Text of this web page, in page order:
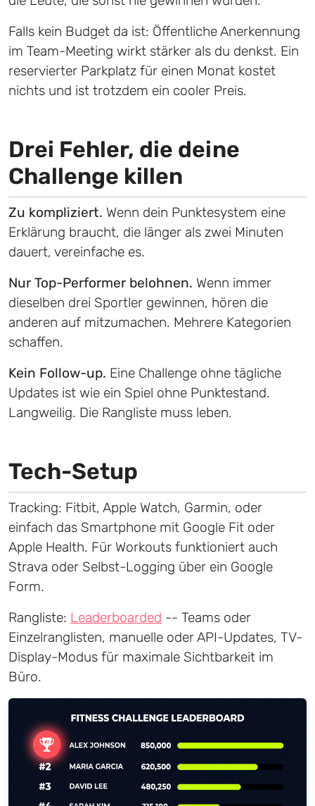
Falls kein Budget da ist: Öffentliche Anerkennung
im Team-Meeting wirkt stärker als du denkst. Ein
reservierter Parkplatz für einen Monat kostet
nichts und ist trotzdem ein cooler Preis.
Drei Fehler, die deine
Challenge killen
Zu kompliziert. Wenn dein Punktesystem eine
Erklärung braucht, die länger als zwei Minuten
dauert, vereinfache es.
Nur Top-Performer belohnen. Wenn immer
dieselben drei Sportler gewinnen, hören die
anderen auf mitzumachen. Mehrere Kategorien
schaffen.
Kein Follow-up. Eine Challenge ohne tägliche
Updates ist wie ein Spiel ohne Punktestand.
Langweilig. Die Rangliste muss leben.
Tech-Setup
Tracking: Fitbit, Apple Watch, Garmin, oder
einfach das Smartphone mit Google Fit oder
Apple Health. Für Workouts funktioniert auch
Strava oder Selbst-Logging über ein Google
Form.
Rangliste: Leaderboarded -- Teams oder
Einzelranglisten, manuelle oder API-Updates, TV-
Display-Modus für maximale Sichtbarkeit im
Büro.